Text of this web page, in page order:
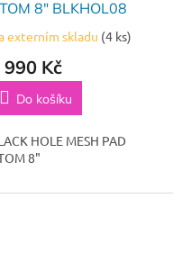
8" BLKHOL08
externím skladu (4 ks)
990 Kč
Do košíku
HOLE MESH PAD
8"